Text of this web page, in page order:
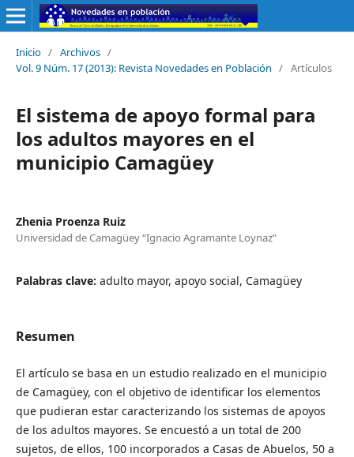
Inicio / Archivos /
Vol. 9 Núm. 17 (2013): Revista Novedades en Población / Artículos
El sistema de apoyo formal para
los adultos mayores en el
municipio Camagüey
Zhenia Proenza Ruiz
Universidad de Camagüey “Ignacio Agramante Loynaz”
Palabras clave: adulto mayor, apoyo social, Camagüey
Resumen
El artículo se basa en un estudio realizado en el municipio
de Camagüey, con el objetivo de identificar los elementos
que pudieran estar caracterizando los sistemas de apoyos
de los adultos mayores. Se encuestó a un total de 200
sujetos, de ellos, 100 incorporados a Casas de Abuelos, 50 a